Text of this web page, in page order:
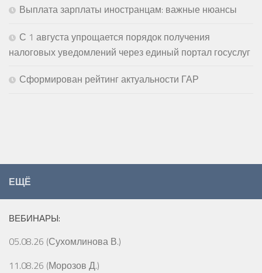
Выплата зарплаты иностранцам: важные нюансы
С 1 августа упрощается порядок получения
налоговых уведомлений через единый портал госуслуг
Сформирован рейтинг актуальности ГАР
ЕЩЁ
ВЕБИНАРЫ:
05.08.26 (Сухомлинова В.)
11.08.26 (Морозов Д.)